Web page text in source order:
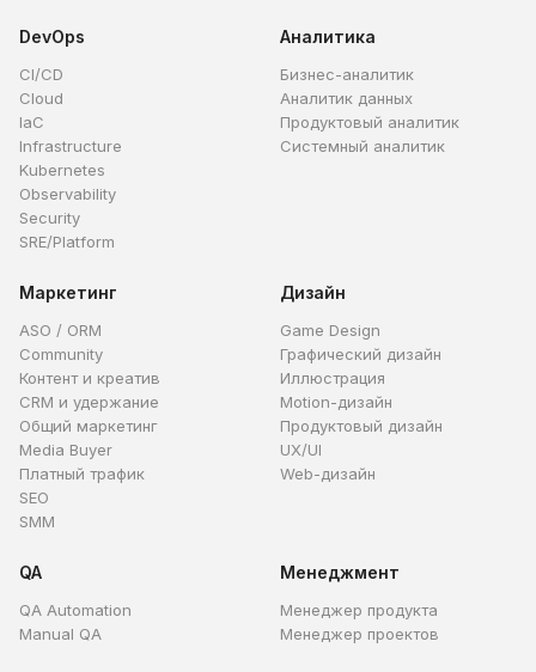
DevOps
CI/CD
Cloud
IaC
Infrastructure
Kubernetes
Observability
Security
SRE/Platform
Аналитика
Бизнес-аналитик
Аналитик данных
Продуктовый аналитик
Системный аналитик
Маркетинг
ASO / ORM
Community
Контент и креатив
CRM и удержание
Общий маркетинг
Media Buyer
Платный трафик
SEO
SMM
Дизайн
Game Design
Графический дизайн
Иллюстрация
Motion-дизайн
Продуктовый дизайн
UX/UI
Web-дизайн
QA
QA Automation
Manual QA
Менеджмент
Менеджер продукта
Менеджер проектов